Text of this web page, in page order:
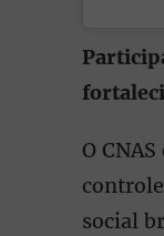
O
social